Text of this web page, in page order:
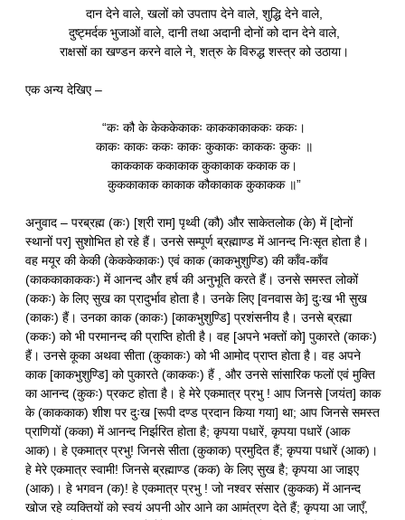
दान देने वाले, खलों को उपताप देने वाले, शुद्धि देने वाले,
दुष्ट्मर्दक भुजाओं वाले, दानी तथा अदानी दोनों को दान देने वाले,
राक्षसों का खण्डन करने वाले ने, शत्रु के विरुद्ध शस्त्र को उठाया।
एक अन्य देखिए –
“कः कौ के केककेकाकः काककाकाककः ककः।
काकः काकः ककः काकः कुकाकः काककः कुकः ॥
काककाक ककाकाक कुकाकाक ककाक क।
कुककाकाक काकाक कौकाकाक कुकाकक ॥”
अनुवाद – परब्रह्म (कः) [श्री राम] पृथ्वी (कौ) और साकेतलोक (के) में [दोनों
स्थानों पर] सुशोभित हो रहे हैं। उनसे सम्पूर्ण ब्रह्माण्ड में आनन्द निःसृत होता है।
वह मयूर की केकी (केककेकाकः) एवं काक (काकभुशुण्डि) की काँव-काँव
(काककाकाककः) में आनन्द और हर्ष की अनुभूति करते हैं। उनसे समस्त लोकों
(ककः) के लिए सुख का प्रादुर्भाव होता है। उनके लिए [वनवास के] दुःख भी सुख
(काकः) हैं। उनका काक (काकः) [काकभुशुण्डि] प्रशंसनीय है। उनसे ब्रह्मा
(ककः) को भी परमानन्द की प्राप्ति होती है। वह [अपने भक्तों को] पुकारते (काकः)
हैं। उनसे कूका अथवा सीता (कुकाकः) को भी आमोद प्राप्त होता है। वह अपने
काक [काकभुशुण्डि] को पुकारते (काककः) हैं , और उनसे सांसारिक फलों एवं मुक्ति
का आनन्द (कुकः) प्रकट होता है। हे मेरे एकमात्र प्रभु ! आप जिनसे [जयंत] काक
के (काककाक) शीश पर दुःख [रूपी दण्ड प्रदान किया गया] था; आप जिनसे समस्त
प्राणियों (कका) में आनन्द निर्झरित होता है; कृपया पधारें, कृपया पधारें (आक
आक)। हे एकमात्र प्रभु! जिनसे सीता (कुकाक) प्रमुदित हैं; कृपया पधारें (आक)।
हे मेरे एकमात्र स्वामी! जिनसे ब्रह्माण्ड (कक) के लिए सुख है; कृपया आ जाइए
(आक)। हे भगवन (क)! हे एकमात्र प्रभु ! जो नश्वर संसार (कुकक) में आनन्द
खोज रहे व्यक्तियों को स्वयं अपनी ओर आने का आमंत्रण देते हैं; कृपया आ जाएँ,